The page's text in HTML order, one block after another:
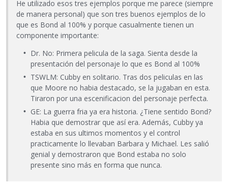
He utilizado esos tres ejemplos porque me parece (siempre
de manera personal) que son tres buenos ejemplos de lo
que es Bond al 100% y porque casualmente tienen un
componente importante:
Dr. No: Primera pelicula de la saga. Sienta desde la
presentación del personaje lo que es Bond al 100%
TSWLM: Cubby en solitario. Tras dos peliculas en las
que Moore no habia destacado, se la jugaban en esta.
Tiraron por una escenificacion del personaje perfecta.
GE: La guerra fria ya era historia. ¿Tiene sentido Bond?
Habia que demostrar que así era. Además, Cubby ya
estaba en sus ultimos momentos y el control
practicamente lo llevaban Barbara y Michael. Les salió
genial y demostraron que Bond estaba no solo
presente sino más en forma que nunca.